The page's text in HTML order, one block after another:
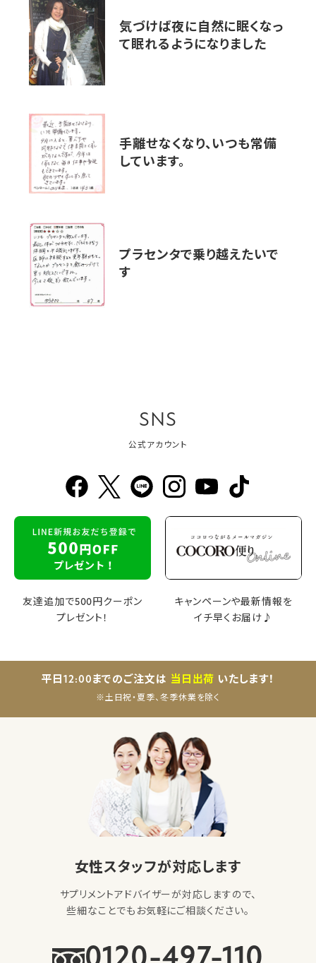
気づけば夜に自然に眠くなっ
て眠れるようになりました
手離せなくなり、いつも常備
しています。
プラセンタで乗り越えたいで
す
SNS
公式アカウント
友達追加で500円クーポン
プレゼント！
キャンペーンや最新情報を
イチ早くお届け♪
平日12:00までのご注文は 当日出荷 いたします！
※土日祝・夏季、冬季休業を除く
女性スタッフが対応します
サプリメントアドバイザーが対応しますので、
些細なことでもお気軽にご相談ください。